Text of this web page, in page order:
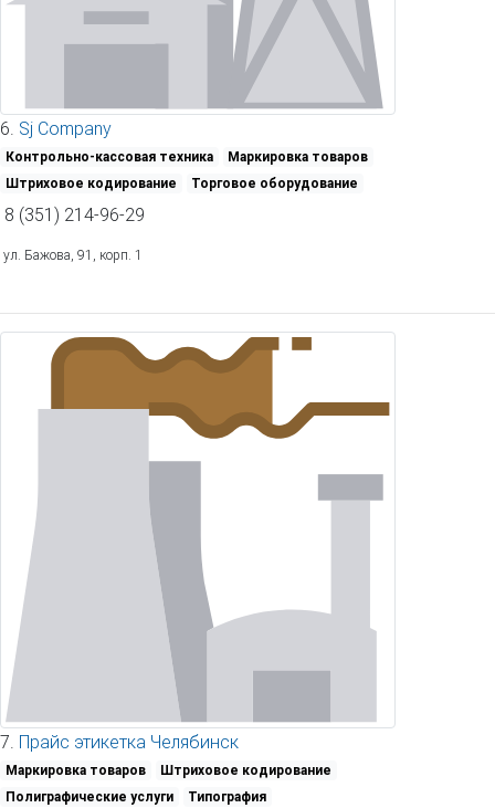
6. Sj Company
Контрольно-кассовая техника
Маркировка товаров
Штриховое кодирование
Торговое оборудование
8 (351) 214-96-29
ул. Бажова, 91, корп. 1
7. Прайс этикетка Челябинск
Маркировка товаров
Штриховое кодирование
Полиграфические услуги
Типография